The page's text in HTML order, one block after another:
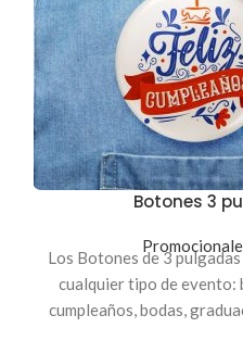
Botones 3
Los Botones de 3
cualquier tipo de evento:
cumpleaños, bodas,